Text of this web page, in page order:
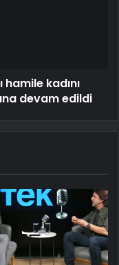
kadını
devam edildi